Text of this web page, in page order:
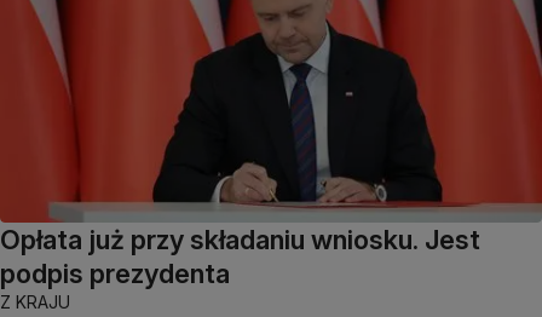
Opłata już przy składaniu wniosku. Jest
podpis prezydenta
Z KRAJU